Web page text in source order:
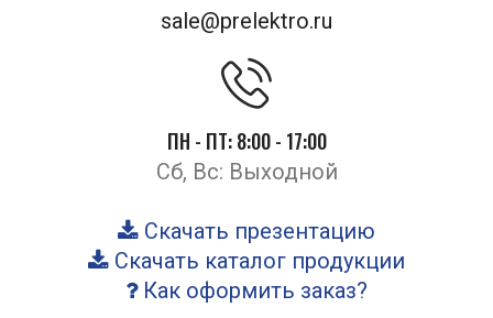
sale@prelektro.ru
ПН - ПТ: 8:00 - 17:00
Сб, Вс: Выходной
Скачать презентацию
Скачать каталог продукции
Как оформить заказ?